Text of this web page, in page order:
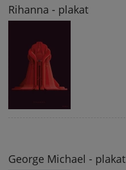
Rihanna - plakat
George Michael - plakat